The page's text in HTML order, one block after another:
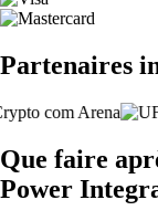
Partenaires
Que faire
Power